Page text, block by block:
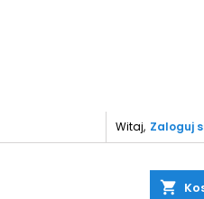
Witaj, Zaloguj
shopping_cart